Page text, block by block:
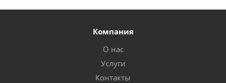
Компания
О нас
Услуги
Контакты